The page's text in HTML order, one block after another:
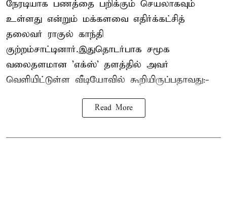
நேரடியாக பணத்தை பறிக்கும் செயலாகவும்
உள்ளது என்றும் மக்களவை எதிர்க்கட்சித்
தலைவர் ராகுல் காந்தி
குற்றம்சாட்டினார்.இதுதொடர்பாக சமூக
வலைதளமான 'எக்ஸ்' தளத்தில் அவர்
வெளியிட்டுள்ள வீடியோவில் கூறியிருப்பதாவது:-
Read More